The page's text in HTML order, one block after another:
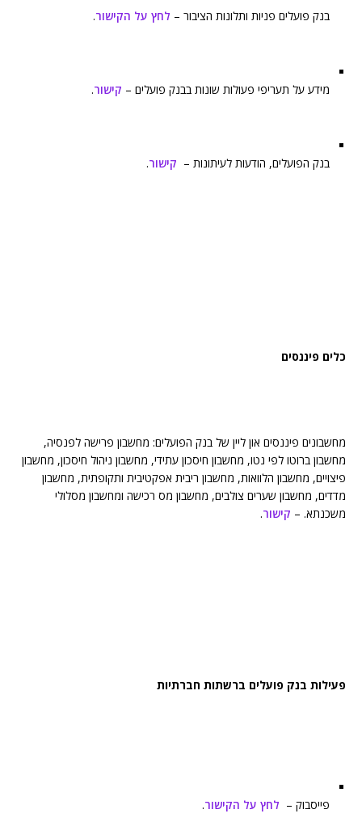
בנק פועלים פניות ותלונות הציבור – לחץ על הקישור.
מידע על תעריפי פעולות שונות בבנק פועלים – קישור.
בנק הפועלים, הודעות לעיתונות – קישור.
כלים פיננסים
מחשבונים פיננסים און ליין של בנק הפועלים: מחשבון פרישה לפנסיה,
מחשבון ברוטו לפי נטו, מחשבון חיסכון עתידי, מחשבון ניהול חיסכון, מחשבון
פיצויים, מחשבון הלוואות, מחשבון ריבית אפקטיבית ותקופתית, מחשבון
מדדים, מחשבון שערים צולבים, מחשבון מס רכישה ומחשבון מסלולי
משכנתא. – קישור.
פעילות בנק פועלים ברשתות חברתיות
פייסבוק – לחץ על הקישור.